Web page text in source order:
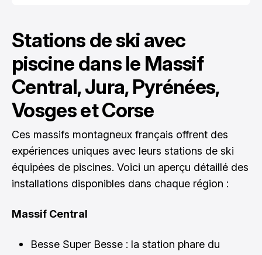
Stations de ski avec
piscine dans le Massif
Central, Jura, Pyrénées,
Vosges et Corse
Ces massifs montagneux français offrent des
expériences uniques avec leurs stations de ski
équipées de piscines. Voici un aperçu détaillé des
installations disponibles dans chaque région :
Massif Central
Besse Super Besse : la station phare du